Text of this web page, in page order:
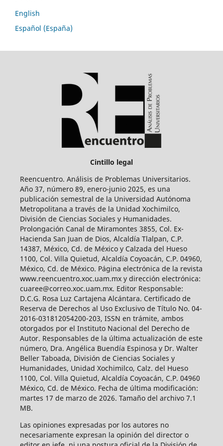
English
Español (España)
Cintillo legal
Reencuentro. Análisis de Problemas Universitarios.
Año 37, número 89, enero-junio 2025, es una
publicación semestral de la Universidad Autónoma
Metropolitana a través de la Unidad Xochimilco,
División de Ciencias Sociales y Humanidades.
Prolongación Canal de Miramontes 3855, Col. Ex-
Hacienda San Juan de Dios, Alcaldía Tlalpan, C.P.
14387, México, Cd. de México y Calzada del Hueso
1100, Col. Villa Quietud, Alcaldía Coyoacán, C.P. 04960,
México, Cd. de México. Página electrónica de la revista
www.reencuentro.xoc.uam.mx y dirección electrónica:
cuaree@correo.xoc.uam.mx. Editor Responsable:
D.C.G. Rosa Luz Cartajena Alcántara. Certificado de
Reserva de Derechos al Uso Exclusivo de Título No. 04-
2016-031812054200-203, ISSN en trámite, ambos
otorgados por el Instituto Nacional del Derecho de
Autor. Responsables de la última actualización de este
número, Dra. Angélica Buendía Espinosa y Dr. Walter
Beller Taboada, División de Ciencias Sociales y
Humanidades, Unidad Xochimilco, Calz. del Hueso
1100, Col. Villa Quietud, Alcaldía Coyoacán, C.P. 04960
México, Cd. de México. Fecha de última modificación:
martes 17 de marzo de 2026. Tamaño del archivo 7.1
MB.
Las opiniones expresadas por los autores no
necesariamente expresan la opinión del director o